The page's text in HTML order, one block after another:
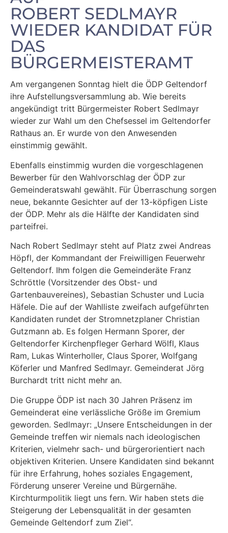
ROBERT SEDLMAYR
WIEDER KANDIDAT FÜR
DAS
BÜRGERMEISTERAMT
Am vergangenen Sonntag hielt die ÖDP Geltendorf
ihre Aufstellungsversammlung ab. Wie bereits
angekündigt tritt Bürgermeister Robert Sedlmayr
wieder zur Wahl um den Chefsessel im Geltendorfer
Rathaus an. Er wurde von den Anwesenden
einstimmig gewählt.
Ebenfalls einstimmig wurden die vorgeschlagenen
Bewerber für den Wahlvorschlag der ÖDP zur
Gemeinderatswahl gewählt. Für Überraschung sorgen
neue, bekannte Gesichter auf der 13-köpfigen Liste
der ÖDP. Mehr als die Hälfte der Kandidaten sind
parteifrei.
Nach Robert Sedlmayr steht auf Platz zwei Andreas
Höpfl, der Kommandant der Freiwilligen Feuerwehr
Geltendorf. Ihm folgen die Gemeinderäte Franz
Schröttle (Vorsitzender des Obst- und
Gartenbauvereines), Sebastian Schuster und Lucia
Häfele. Die auf der Wahlliste zweifach aufgeführten
Kandidaten rundet der Stromnetzplaner Christian
Gutzmann ab. Es folgen Hermann Sporer, der
Geltendorfer Kirchenpfleger Gerhard Wölfl, Klaus
Ram, Lukas Winterholler, Claus Sporer, Wolfgang
Köferler und Manfred Sedlmayr. Gemeinderat Jörg
Burchardt tritt nicht mehr an.
Die Gruppe ÖDP ist nach 30 Jahren Präsenz im
Gemeinderat eine verlässliche Größe im Gremium
geworden. Sedlmayr: „Unsere Entscheidungen in der
Gemeinde treffen wir niemals nach ideologischen
Kriterien, vielmehr sach- und bürgerorientiert nach
objektiven Kriterien. Unsere Kandidaten sind bekannt
für ihre Erfahrung, hohes soziales Engagement,
Förderung unserer Vereine und Bürgernähe.
Kirchturmpolitik liegt uns fern. Wir haben stets die
Steigerung der Lebensqualität in der gesamten
Gemeinde Geltendorf zum Ziel“.